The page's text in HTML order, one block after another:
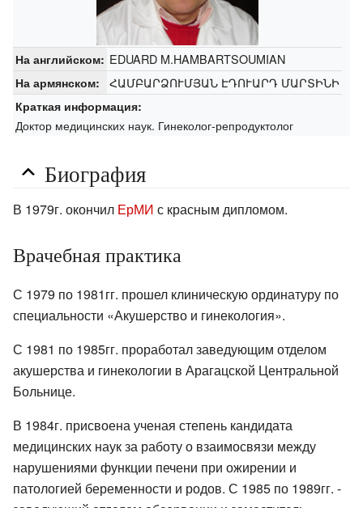
На английском: EDUARD M.HAMBARTSOUMIAN
На армянском: ՀԱՄԲԱՐՁՈՒՄՅԱՆ ԷԴՈՒԱՐԴ ՄԱՐՏԻՆԻ
Краткая информация:
Доктор медицинских наук. Гинеколог-репродуктолог
Биография
В 1979г. окончил ЕрМИ с красным дипломом.
Врачебная практика
С 1979 по 1981гг. прошел клиническую ординатуру по
специальности «Акушерство и гинекология».
С 1981 по 1985гг. проработал заведующим отделом
акушерства и гинекологии в Арагацской Центральной
Больнице.
В 1984г. присвоена ученая степень кандидата
медицинских наук за работу о взаимосвязи между
нарушениями функции печени при ожирении и
патологией беременности и родов. С 1985 по 1989гг. -